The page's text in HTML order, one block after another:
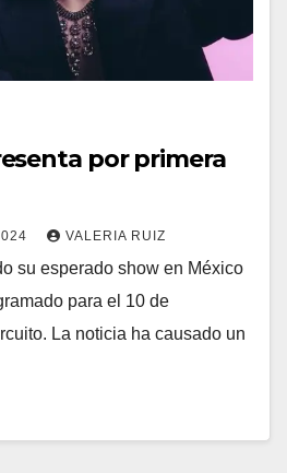
por primera
VALERIA RUIZ
su esperado show en México
para el 10 de
La noticia ha causado un